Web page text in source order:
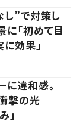
”で対策し
「初めて目
効果」
違和感。
撃の光
」